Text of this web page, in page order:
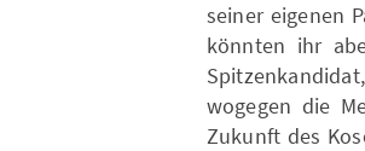
seiner eigenen
könnten ihr
wogegen die
Zukunft des